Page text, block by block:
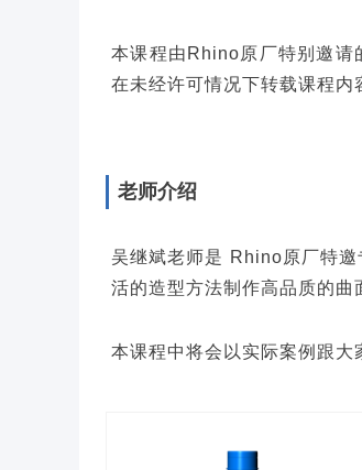
本课程由Rhino原厂特别邀请
在未经许可情况下转载课程内
老师介绍
吴继斌老师是 Rhino原厂特
活的造型方法制作高品质的曲
本课程中将会以实际案例跟大